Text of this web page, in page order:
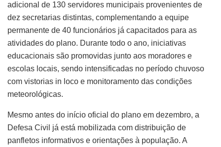
adicional de 130 servidores municipais provenientes de
dez secretarias distintas, complementando a equipe
permanente de 40 funcionários já capacitados para as
atividades do plano. Durante todo o ano, iniciativas
educacionais são promovidas junto aos moradores e
escolas locais, sendo intensificadas no período chuvoso
com vistorias in loco e monitoramento das condições
meteorológicas.
Mesmo antes do início oficial do plano em dezembro, a
Defesa Civil já está mobilizada com distribuição de
panfletos informativos e orientações à população. A